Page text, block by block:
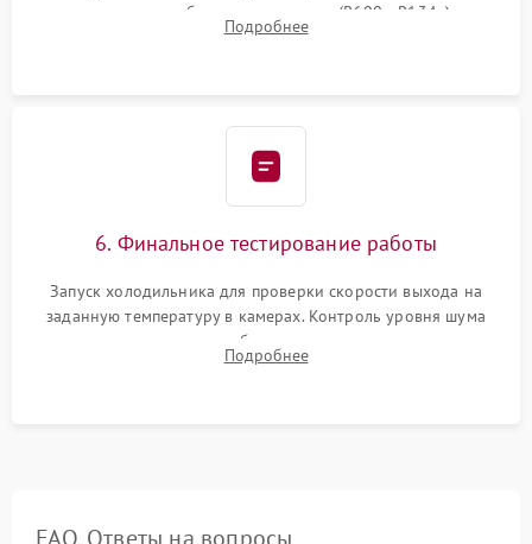
дозированным объемом хладагента (R600a, R134a) по
электронным весам. Контроль рабочего давления в системе.
Подробнее
6. Финальное тестирование работы
Запуск холодильника для проверки скорости выхода на
заданную температуру в камерах. Контроль уровня шума
компрессора, отсутствия обмерзания стенок и корректного
срабатывания системы автоматической оттайки.
Подробнее